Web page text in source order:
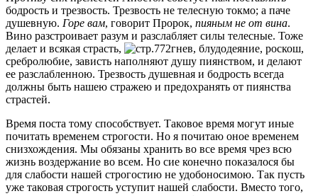
бодрость и трезвость. Трезвость не телесную токмо; а паче
душевную. Горе вам, говорит Пророк, пияным не от вина.
Вино разстроивает разум и разслабляет силы телесные. Тоже
делает и всякая страсть,
гнев, блудодеяние, роскош,
сребролюбие, зависть наполняют душу пиянством, и делают
ее разслабленною. Трезвость душевная и бодрость всегда
должны быть нашею стражею и предохранять от пиянства
страстей.
Время поста тому способствует. Таковое время могут иные
почитать временем строгости. Но я почитаю оное временем
снизхождения. Мы обязаны хранить во все время чрез всю
жизнь воздержание во всем. Но сие конечно показалося бы
для слабости нашей строгостию не удобоносимою. Так пусть
уже таковая строгость уступит нашей слабости. Вместо того,